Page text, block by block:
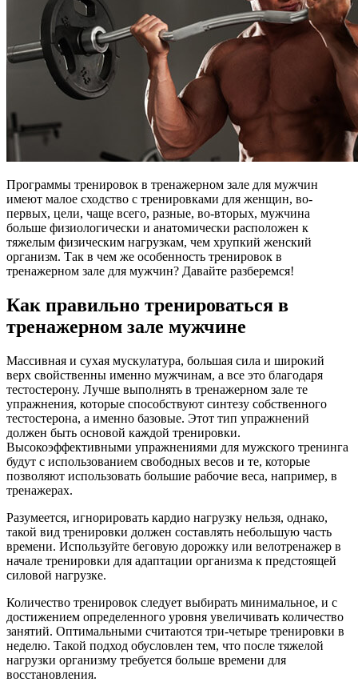
Программы тренировок в тренажерном зале для мужчин
имеют малое сходство с тренировками для женщин, во-
первых, цели, чаще всего, разные, во-вторых, мужчина
больше физиологически и анатомически расположен к
тяжелым физическим нагрузкам, чем хрупкий женский
организм. Так в чем же особенность тренировок в
тренажерном зале для мужчин? Давайте разберемся!
Как правильно тренироваться в
тренажерном зале мужчине
Массивная и сухая мускулатура, большая сила и широкий
верх свойственны именно мужчинам, а все это благодаря
тестостерону. Лучше выполнять в тренажерном зале те
упражнения, которые способствуют синтезу собственного
тестостерона, а именно базовые. Этот тип упражнений
должен быть основой каждой тренировки.
Высокоэффективными упражнениями для мужского тренинга
будут с использованием свободных весов и те, которые
позволяют использовать большие рабочие веса, например, в
тренажерах.
Разумеется, игнорировать кардио нагрузку нельзя, однако,
такой вид тренировки должен составлять небольшую часть
времени. Используйте беговую дорожку или велотренажер в
начале тренировки для адаптации организма к предстоящей
силовой нагрузке.
Количество тренировок следует выбирать минимальное, и с
достижением определенного уровня увеличивать количество
занятий. Оптимальными считаются три-четыре тренировки в
неделю. Такой подход обусловлен тем, что после тяжелой
нагрузки организму требуется больше времени для
восстановления.